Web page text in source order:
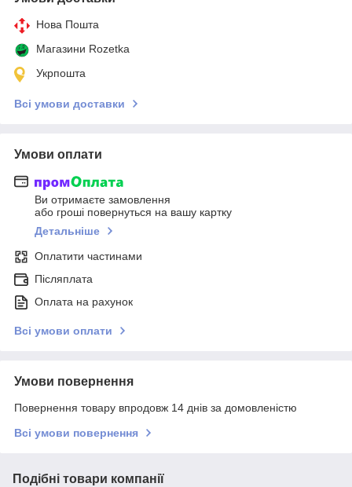
Нова Пошта
Магазини Rozetka
Укрпошта
Всі умови доставки
Умови оплати
Ви отримаєте замовлення
або гроші повернуться на вашу картку
Детальніше
Оплатити частинами
Післяплата
Оплата на рахунок
Всі умови оплати
Умови повернення
Повернення товару впродовж 14 днів за домовленістю
Всі умови повернення
Подібні товари компанії